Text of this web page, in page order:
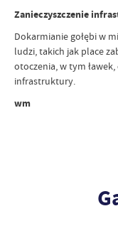
Zanieczyszczenie
Dokarmianie gołębi w
ludzi, takich jak place
otoczenia, w tym
infrastruktury.
wm